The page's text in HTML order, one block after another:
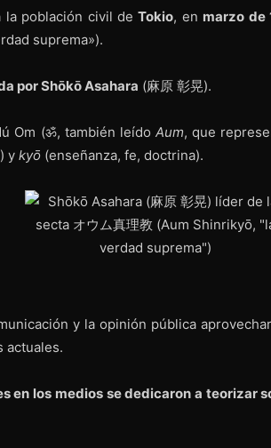
la población civil de Tokio, en marzo de
suprema»).
por Shōkō Asahara (麻原 彰晃).
Om (ॐ, también leído Aum, que
y kyō (enseñanza, fe, doctrina).
y la opinión pública
actuales.
en los medios se dedicaron a teorizar